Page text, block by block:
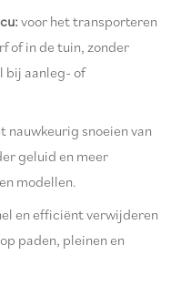
voor het transporteren
of in de tuin, zonder
bij aanleg- of
nauwkeurig snoeien van
geluid en meer
modellen.
en efficiënt verwijderen
paden, pleinen en